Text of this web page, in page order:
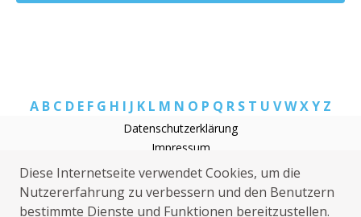
A B C D E F G H I J K L M N O P Q R S T U VWXY Z
Datenschutzerklärung
Impressum
Rohrreinigung Pliening
Elektriker Pliening
Heizungsnotdienst Pliening
Diese Internetseite verwendet Cookies, um die
Nutzererfahrung zu verbessern und den Benutzern
bestimmte Dienste und Funktionen bereitzustellen.